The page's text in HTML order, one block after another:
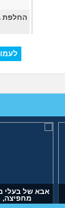
החלפת
אבא של בעלי